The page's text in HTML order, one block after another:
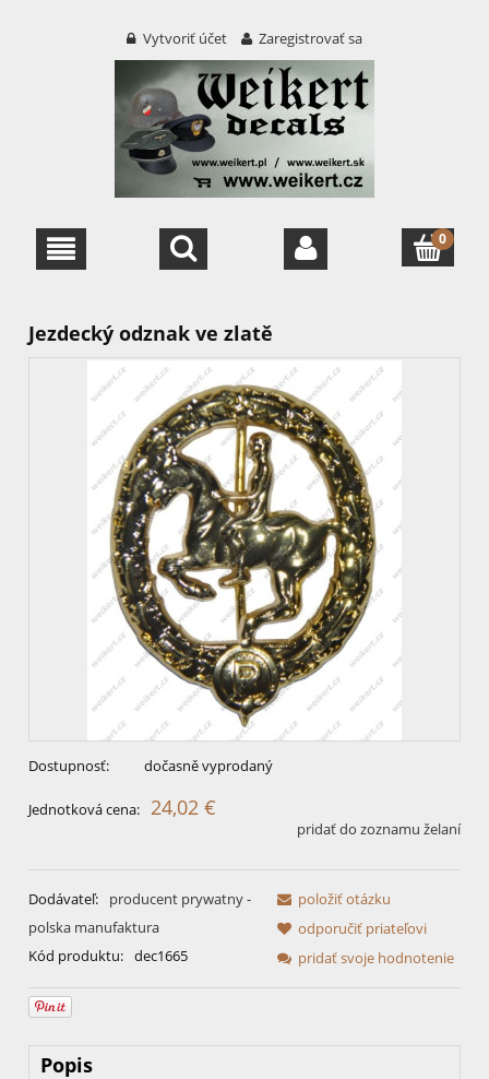
Vytvoriť účet Zaregistrovať sa
Jezdecký odznak ve zlatě
Dostupnosť: dočasně vyprodaný
Jednotková cena: 24,02 €
pridať do zoznamu želaní
Dodávateľ:
producent prywatny -
polska manufaktura
Kód produktu: dec1665
položiť otázku
odporučiť priateľovi
pridať svoje hodnotenie
Popis